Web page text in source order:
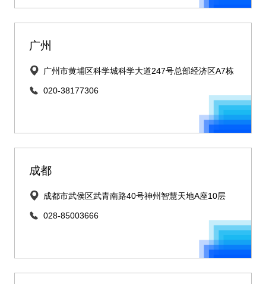
广州
广州市黄埔区科学城科学大道247号总部经济区A7栋
020-38177306
成都
成都市武侯区武青南路40号神州智慧天地A座10层
028-85003666